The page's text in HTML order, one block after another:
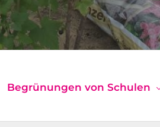
Begrünungen von Schulen